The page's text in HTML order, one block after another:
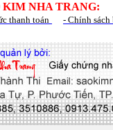
KIM NHA TRANG:
thanh toán - Chính sách